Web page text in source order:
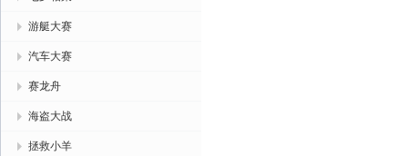
游艇大赛
汽车大赛
赛龙舟
海盗大战
拯救小羊